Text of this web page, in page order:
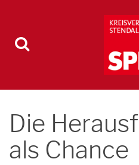
Die
als Chance